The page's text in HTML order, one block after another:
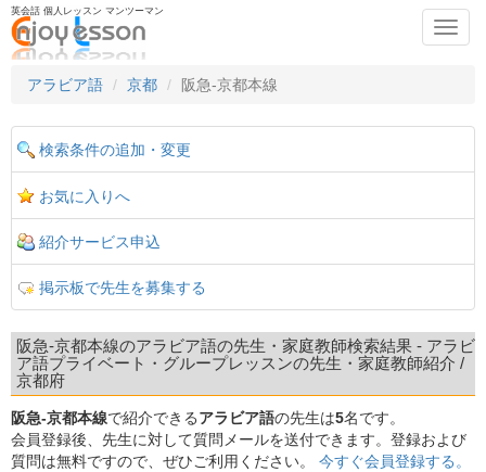
英会話 個人レッスン マンツーマン
アラビア語
京都 阪急-京都本線
検索条件の追加・変更
お気に入りへ
紹介サービス申込
掲示板で先生を募集する
阪急-京都本線のアラビア語の先生・家庭教師検索結果 - アラビ
ア語プライベート・グループレッスンの先生・家庭教師紹介 /
京都府
阪急-京都本線で紹介できるアラビア語の先生は5名です。
会員登録後、先生に対して質問メールを送付できます。登録および
質問は無料ですので、ぜひご利用ください。 今すぐ会員登録する。